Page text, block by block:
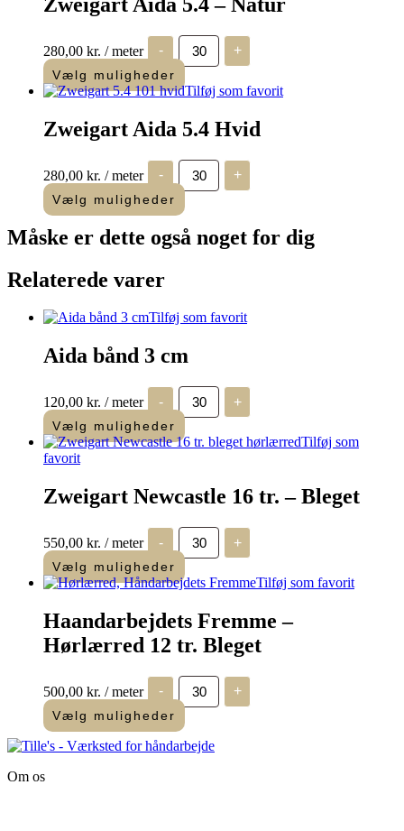
280,00 kr. / meter -
Zweigart
Aida
5.4
-
Natur
+
Vælg muligheder
Tilføj som favorit
Zweigart Aida 5.4 Hvid
280,00 kr. / meter -
Zweigart
Aida
5.4
Hvid
+
Vælg muligheder
Måske er dette også noget for dig
Relaterede varer
Tilføj som favorit
Aida bånd 3 cm
120,00 kr. / meter -
Aida
bånd
3
cm
antal
+
Vælg muligheder
Tilføj som
favorit
Zweigart Newcastle 16 tr. – Bleget
550,00 kr. / meter -
Zweigart
Newcastle
16
tr.
-
antal
+
Vælg muligheder
Tilføj som favorit
Haandarbejdets Fremme –
Hørlærred 12 tr. Bleget
500,00 kr. / meter -
Haandarbejdets
Fremme
Hørlærred
12
tr.
+
Vælg muligheder
Om os